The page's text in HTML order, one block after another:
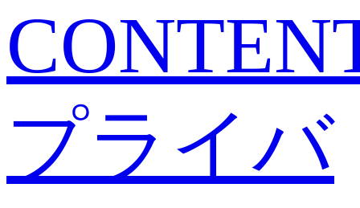
プライバ